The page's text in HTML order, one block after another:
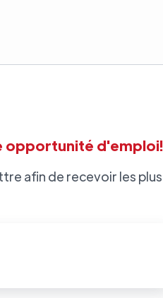
opportunité d'emploi!
afin de recevoir les plus